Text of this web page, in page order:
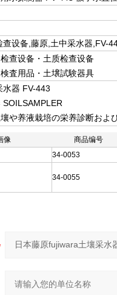
查设备,藤原,土中采水器,FV-
查设备・土质检查设备
査用品・土壌試験器具
水器 FV-443
SOILSAMPLER
や养液栽培の栄养診断およ
像 商品编号
34-0053
34-0055